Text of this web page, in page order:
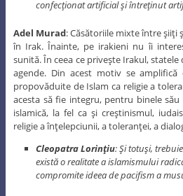
confecţionat artificial şi întreţinut
Adel Murad: Căsătoriile mixte între
în Irak. Înainte, pe irakieni nu îi
sunită. În ceea ce priveşte Irakul,
agende. Din acest motiv se amplifică
propovăduite de Islam ca religie a
acesta să fie integru, pentru binele său
islamică, la fel ca şi creştinismul,
religie a înţelepciunii, a toleranţei, a
Cleopatra Lorinţiu: Şi totuşi,
există o realitate a islamismului
compromite ideea de pacifism a